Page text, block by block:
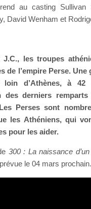
au casting Sullivan
David Wenham et
J.C., les troupes
de l’empire Perse. Une
loin d’Athènes, à
des derniers
Perses sont
les Athéniens, qui
pour les aider.
300 : La naissance
le 04 mars